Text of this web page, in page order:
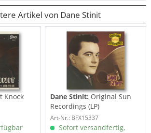
Artikel von Dane Stinit
Knock
Dane Stinit: Original Sun
Recordings (LP)
Art-Nr.: BFX15337
Sofort versandfertig,